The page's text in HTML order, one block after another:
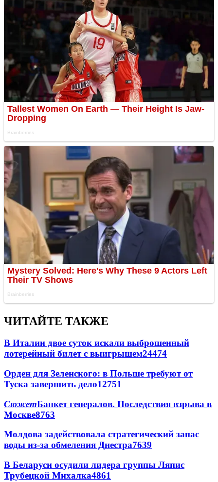
ЧИТАЙТЕ ТАКЖЕ
В Италии двое суток искали выброшенный
лотерейный билет с выигрышем24474
Орден для Зеленского: в Польше требуют от
Туска завершить дело12751
СюжетБанкет генералов. Последствия взрыва в
Москве8763
Молдова задействовала стратегический запас
воды из-за обмеления Днестра7639
В Беларуси осудили лидера группы Ляпис
Трубецкой Михалка4861